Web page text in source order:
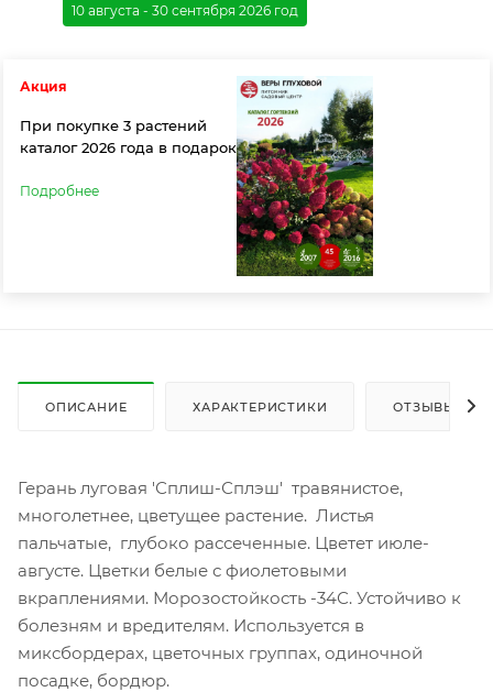
10 августа - 30 сентября 2026 год
Акция
При покупке 3 растений
каталог 2026 года в подарок
Подробнее
ОПИСАНИЕ ХАРАКТЕРИСТИКИ ОТЗЫВЫ
Герань луговая 'Сплиш-Сплэш' травянистое,
многолетнее, цветущее растение. Листья
пальчатые, глубоко рассеченные. Цветет июле-
августе. Цветки белые с фиолетовыми
вкраплениями. Морозостойкость -34С. Устойчиво к
болезням и вредителям. Используется в
миксбордерах, цветочных группах, одиночной
посадке, бордюр.